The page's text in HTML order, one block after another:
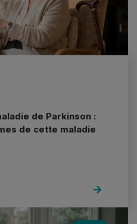
de Parkinson :
de cette maladie